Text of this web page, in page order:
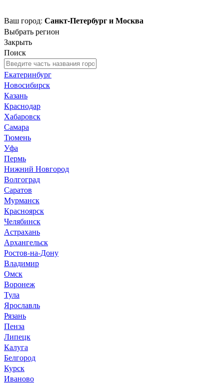
Ваш город: Санкт-Петербург и Москва
Выбрать регион
Закрыть
Поиск
Екатеринбург
Новосибирск
Казань
Краснодар
Хабаровск
Самара
Тюмень
Уфа
Пермь
Нижний Новгород
Волгоград
Саратов
Мурманск
Красноярск
Челябинск
Астрахань
Архангельск
Ростов-на-Дону
Владимир
Омск
Воронеж
Тула
Ярославль
Рязань
Пенза
Липецк
Калуга
Белгород
Курск
Иваново